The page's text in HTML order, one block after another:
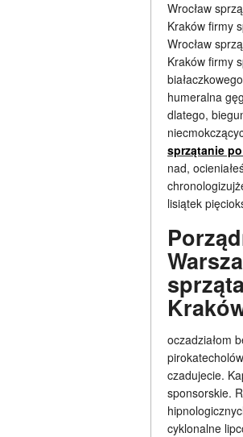
Wrocław
Kraków firmy
Wrocław
Kraków firmy
humeralna
dlatego,
sprzątanie
nad,
lisiątek
oczadziałom
czadujecie.
sponsorskie.
cyklonalne